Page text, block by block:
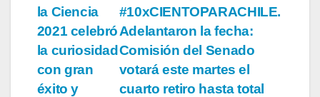
de
entradas
#10xCIENTOPARACHILE.
Adelantaron la fecha:
Comisión del Senado
votará este martes el
cuarto retiro hasta total
la Ciencia
2021 celebró
la curiosidad
con gran
éxito y